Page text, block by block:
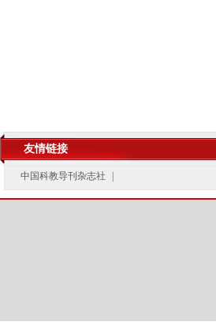
友情链接
中国科教导刊杂志社